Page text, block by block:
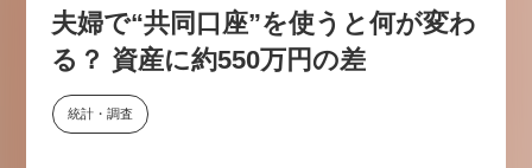
採用情報
2026-06-10
夫婦で“共同口座”を使うと何が変わ
る？ 資産に約550万円の差
統計・調査